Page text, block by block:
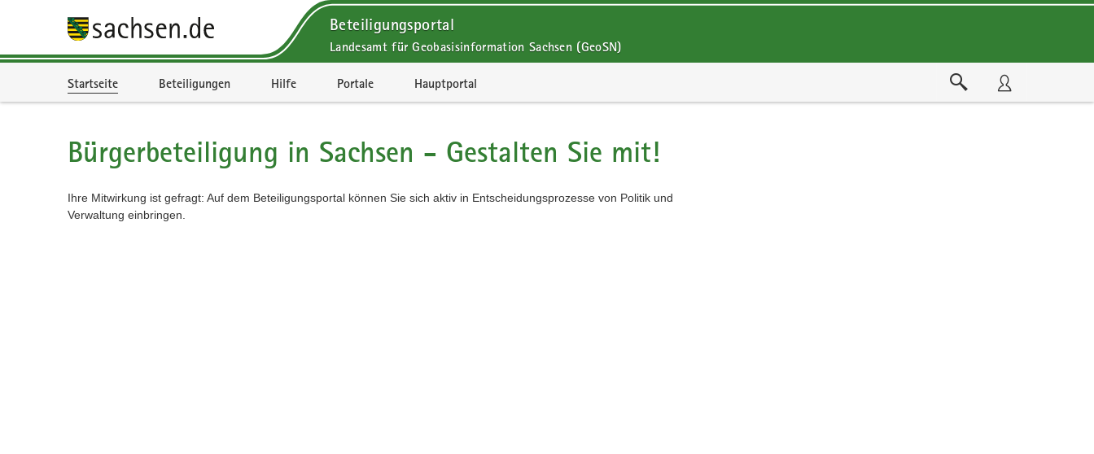
Beteiligungsportal
Landesamt für Geobasisinformation Sachsen (GeoSN)
Startseite Beteiligungen Hilfe Portale Hauptportal
Bürgerbeteiligung in Sachsen - Gestalten Sie mit!
Ihre Mitwirkung ist gefragt: Auf dem Beteiligungsportal können Sie sich aktiv in Entscheidungsprozesse von Politik und
Verwaltung einbringen.